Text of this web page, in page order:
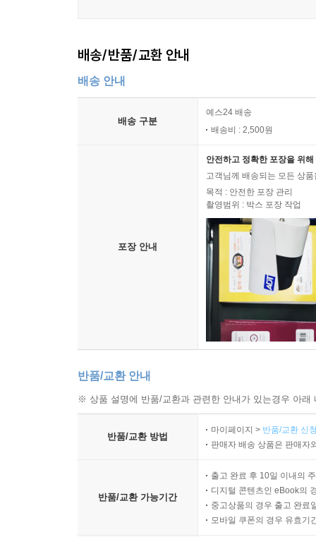
배송/반품/교환 안내
배송 안내
배송 구분
예스24 배송
배송비 : 2,500원
포장 안내
안전하고 정확한 포장을 위
고객님께 배송되는 모든 상
목적 : 안전한 포장 관리
촬영범위 : 박스 포장 작업
반품/교환 안내
※ 상품 설명에 반품/교환과 관련한 안내가 있는경우 아
반품/교환 방법
마이페이지 > 반품/교환 신
판매자 배송 상품은 판매자
반품/교환 가능기간
출고 완료 후 10일 이내의
디지털 콘텐츠인 eBook의
중고상품의 경우 출고 완료
모바일 쿠폰의 경우 유효기